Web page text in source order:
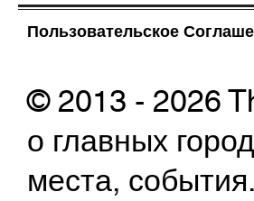
Пользовательское
© 2013 - 2026
о главных
места,